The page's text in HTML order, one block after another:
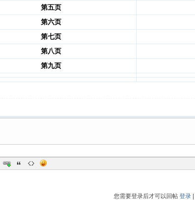
第五页
第六页
第七页
第八页
第九页
您需要登录后才可以回帖 登录|